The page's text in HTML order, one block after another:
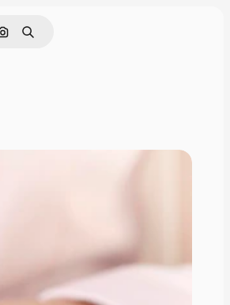
Hledat podle obrázku
Hledat